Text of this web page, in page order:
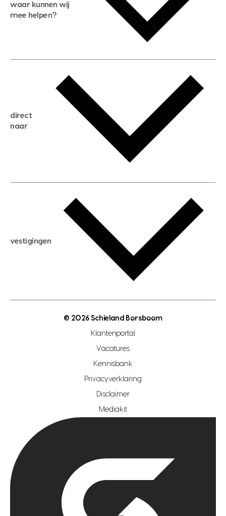
waar kunnen wij
mee helpen?
gratis zoekservice
huis verkopen
huis kopen
aankoopadvies
verkoopadvies
hypotheekadvies
direct
naar
hypotheek berekenen
maximale hypotheek berekenen
hypotheek bespaarcheck
gratis zoekprofiel aanmaken
open woningwaarde dag
vestigingen
makelaar regio zoetermeer
hypotheekshop regio den haag
hypotheekshop regio rotterdam
© 2026 Schieland Borsboom
Klantenportal
Vacatures
Kennisbank
Privacyverklaring
Disclaimer
Mediakit